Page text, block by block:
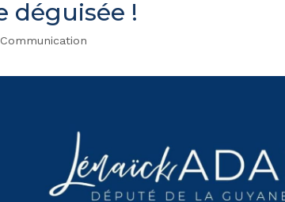
déguisée !
Communication